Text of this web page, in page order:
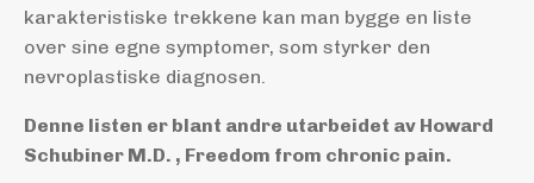
karakteristiske trekkene kan man bygge en liste
over sine egne symptomer, som styrker den
nevroplastiske diagnosen.
Denne listen er blant andre utarbeidet av Howard
Schubiner M.D. , Freedom from chronic pain.